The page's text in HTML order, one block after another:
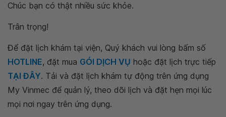
Chúc bạn có thật nhiều sức khỏe.
Trân trọng!
Để đặt lịch khám tại viện, Quý khách vui lòng bấm số
HOTLINE, đặt mua GÓI DỊCH VỤ hoặc đặt lịch trực tiếp
TẠI ĐÂY. Tải và đặt lịch khám tự động trên ứng dụng
My Vinmec để quản lý, theo dõi lịch và đặt hẹn mọi lúc
mọi nơi ngay trên ứng dụng.